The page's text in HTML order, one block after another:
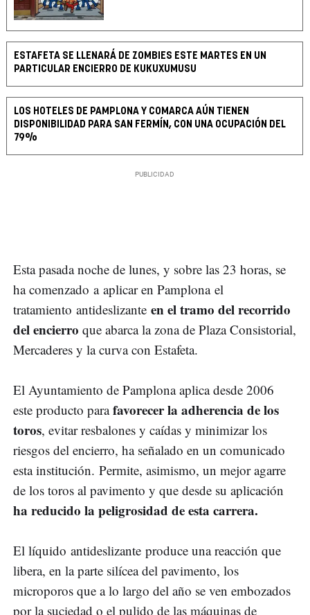
ESTAFETA SE LLENARÁ DE ZOMBIES ESTE MARTES EN UN
PARTICULAR ENCIERRO DE KUKUXUMUSU
LOS HOTELES DE PAMPLONA Y COMARCA AÚN TIENEN
DISPONIBILIDAD PARA SAN FERMÍN, CON UNA OCUPACIÓN DEL
79%
Esta pasada noche de lunes, y sobre las 23 horas, se
ha comenzado a aplicar en Pamplona el
tratamiento antideslizante en el tramo del recorrido
del encierro que abarca la zona de Plaza Consistorial,
Mercaderes y la curva con Estafeta.
El Ayuntamiento de Pamplona aplica desde 2006
este producto parafavorecer la adherencia de los
toros, evitar resbalones y caídas y minimizar los
riesgos del encierro, ha señalado en un comunicado
esta institución. Permite, asimismo, un mejor agarre
de los toros al pavimento y que desde su aplicación
ha reducido la peligrosidad de esta carrera.
El líquido antideslizante produce una reacción que
libera, en la parte silícea del pavimento, los
microporos que a lo largo del año se ven embozados
por la suciedad o el pulido de las máquinas de